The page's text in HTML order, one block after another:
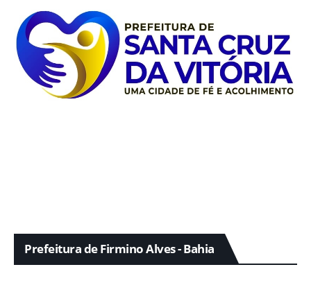
Prefeitura de Firmino Alves - Bahia